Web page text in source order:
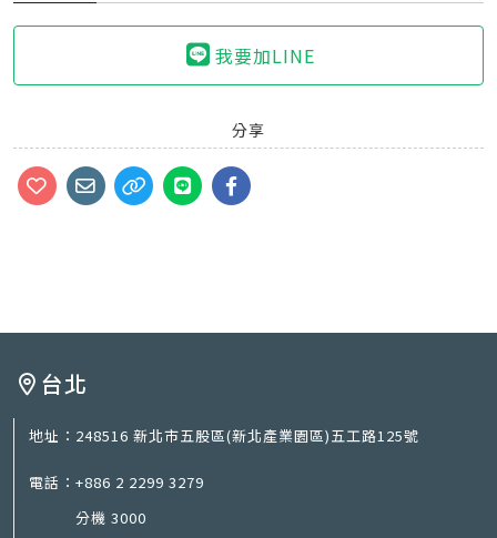
我要加LINE
分享
台北
地址： 248516 新北市五股區(新北產業園區)五工路125號
電話： +886 2 2299 3279
分機 3000